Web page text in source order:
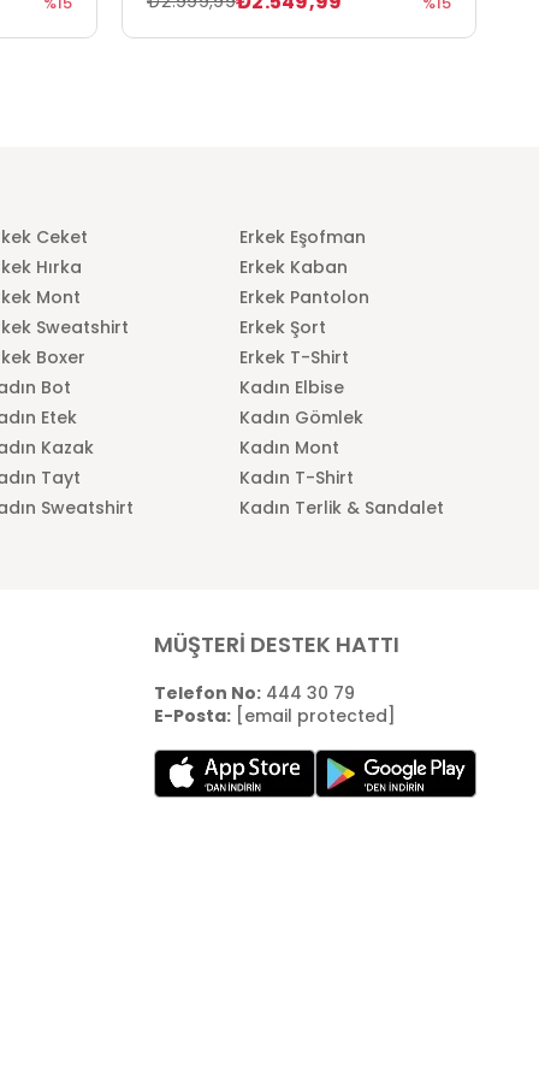
Ceket
Erkek Eşofman
Hırka
Erkek Kaban
Mont
Erkek Pantolon
Sweatshirt
Erkek Şort
Boxer
Erkek T-Shirt
Bot
Kadın Elbise
Etek
Kadın Gömlek
Kazak
Kadın Mont
Tayt
Kadın T-Shirt
Sweatshirt Kadın Terlik & Sandalet
MÜŞTERİ DESTEK HATTI
Telefon No:444 30 79
E-Posta: [email protected]